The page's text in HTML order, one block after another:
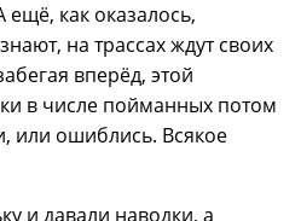
ещё, как оказалось,
на трассах ждут своих
вперёд, этой
в числе пойманных потом
или ошиблись. Всякое
и давали наводки, а